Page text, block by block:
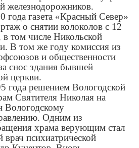
железнодорожников.
года газета «Красный Север»
о снятии колоколов с 12
в том числе Никольской
В том же году комиссия из
и общественности
снос здания бывшей
церкви.
года решением Вологодской
Святителя Николая на
Вологодскому
Одним из
храма верующим стал
психиатрической